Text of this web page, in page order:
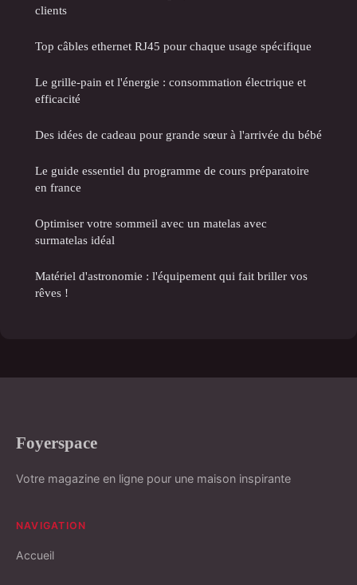
clients
Top câbles ethernet RJ45 pour chaque usage spécifique
Le grille-pain et l'énergie : consommation électrique et
efficacité
Des idées de cadeau pour grande sœur à l'arrivée du bébé
Le guide essentiel du programme de cours préparatoire
en france
Optimiser votre sommeil avec un matelas avec
surmatelas idéal
Matériel d'astronomie : l'équipement qui fait briller vos
rêves !
Foyerspace
Votre magazine en ligne pour une maison inspirante
NAVIGATION
Accueil